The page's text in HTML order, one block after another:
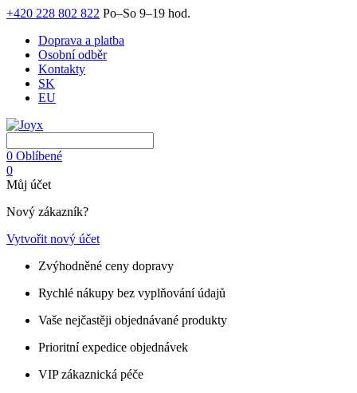
+420 228 802 822 Po–So 9–19 hod.
Doprava a platba
Osobní odběr
Kontakty
SK
EU
0 Oblíbené
0
Můj účet
Nový zákazník?
Vytvořit nový účet
Zvýhodněné ceny dopravy
Rychlé nákupy bez vyplňování údajů
Vaše nejčastěji objednávané produkty
Prioritní expedice objednávek
VIP zákaznická péče